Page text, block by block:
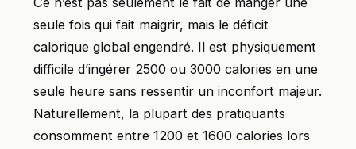
seule fois qui fait maigrir, mais le déficit
calorique global engendré. Il est physiquement
difficile d’ingérer 2500 ou 3000 calories en une
seule heure sans ressentir un inconfort majeur.
Naturellement, la plupart des pratiquants
consomment entre 1200 et 1600 calories lors